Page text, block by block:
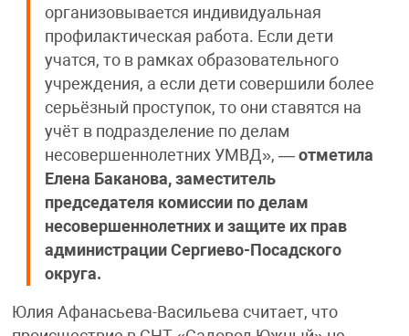
организовывается индивидуальная
профилактическая работа. Если дети
учатся, то в рамках образовательного
учреждения, а если дети совершили более
серьёзный проступок, то они ставятся на
учёт в подразделение по делам
несовершеннолетних УМВД», —отметила
Елена Баканова, заместитель
председателя комиссии по делам
несовершеннолетних и защите их прав
администрации Сергиево-Посадского
округа.
Юлия Афанасьева-Васильева считает, что